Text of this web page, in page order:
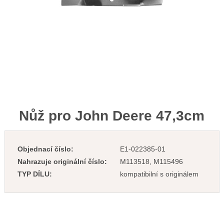
Nůž pro John Deere 47,3cm
Objednací číslo:
E1-022385-01
Nahrazuje originální číslo:
M113518, M115496
TYP DÍLU:
kompatibilní s originálem